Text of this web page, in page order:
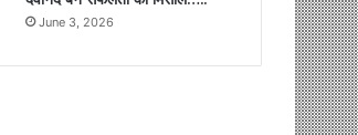
June 3, 2026